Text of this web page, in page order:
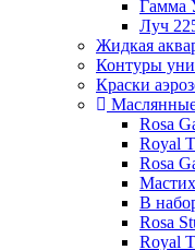
Гамма
Луч
Жидкая
Контуры
Краски
Rosa
Royal
Rosa
В
Rosa
Royal